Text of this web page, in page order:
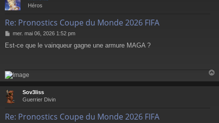
Héros
Re: Pronostics Coupe du Monde 2026 FIFA
M
s
e
mer. mai 06, 2026 1:52 pm
Est-ce que le vainqueur gagne une armure MAGA ?
a
Sov3liss
Guerrier Divin
Re: Pronostics Coupe du Monde 2026 FIFA